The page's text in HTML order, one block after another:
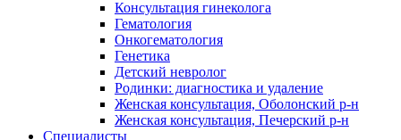
Консультация гинеколога
Гематология
Онкогематология
Генетика
Детский невролог
Родинки: диагностика и удаление
Женская консультация, Оболонский р-н
Женская консультация, Печерский р-н
Специалисты